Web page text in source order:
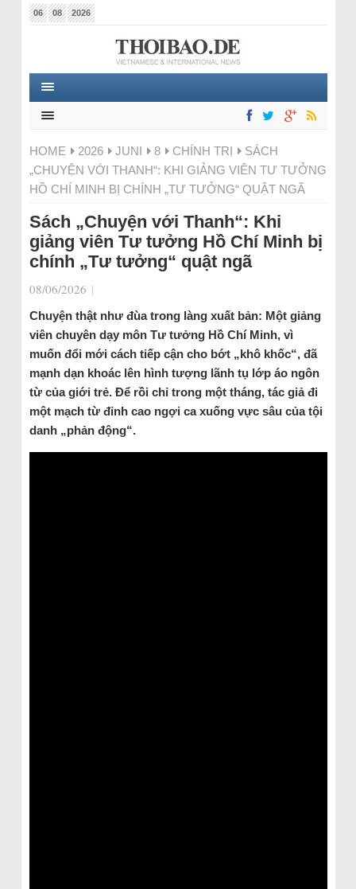
06 08 2026
HOME 2026 JUNI 8 CHÍNH TRỊ
SÁCH
„CHUYỆN VỚI THANH“: KHI GIẢNG VIÊN TƯ TƯỞNG
HỒ CHÍ MINH BỊ CHÍNH „TƯ TƯỞNG“ QUẬT NGÃ
Sách „Chuyện với Thanh“: Khi
giảng viên Tư tưởng Hồ Chí Minh bị
chính „Tư tưởng“ quật ngã
08/06/2026 |
Chuyện thật như đùa trong làng xuất bản: Một giảng
viên chuyên dạy môn Tư tưởng Hồ Chí Minh, vì
muốn đổi mới cách tiếp cận cho bớt „khô khốc“, đã
mạnh dạn khoác lên hình tượng lãnh tụ lớp áo ngôn
từ của giới trẻ. Để rồi chỉ trong một tháng, tác giả đi
một mạch từ đỉnh cao ngợi ca xuống vực sâu của tội
danh „phản động“.